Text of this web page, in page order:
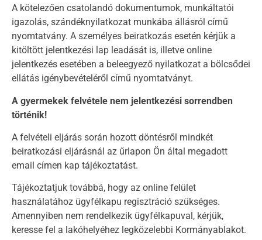
A kötelezően csatolandó dokumentumok, munkáltatói
igazolás, szándéknyilatkozat munkába állásról című
nyomtatvány. A személyes beiratkozás esetén kérjük a
kitöltött jelentkezési lap leadását is, illetve online
jelentkezés esetében a beleegyező nyilatkozat a bölcsődei
ellátás igénybevételéről című nyomtatványt.
A gyermekek felvétele nem jelentkezési sorrendben
történik!
A felvételi eljárás során hozott döntésről mindkét
beiratkozási eljárásnál az űrlapon Ön által megadott
email címen kap tájékoztatást.
Tájékoztatjuk továbbá, hogy az online felület
használatához ügyfélkapu regisztráció szükséges.
Amennyiben nem rendelkezik ügyfélkapuval, kérjük,
keresse fel a lakóhelyéhez legközelebbi Kormányablakot.